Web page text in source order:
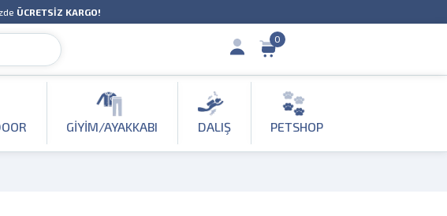
ÜCRETSİZ KARGO!
0
GIYIM/AYAKKABI DALIŞ PETSHOP